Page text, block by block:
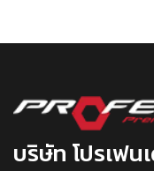
บริษัท โปรเฟน